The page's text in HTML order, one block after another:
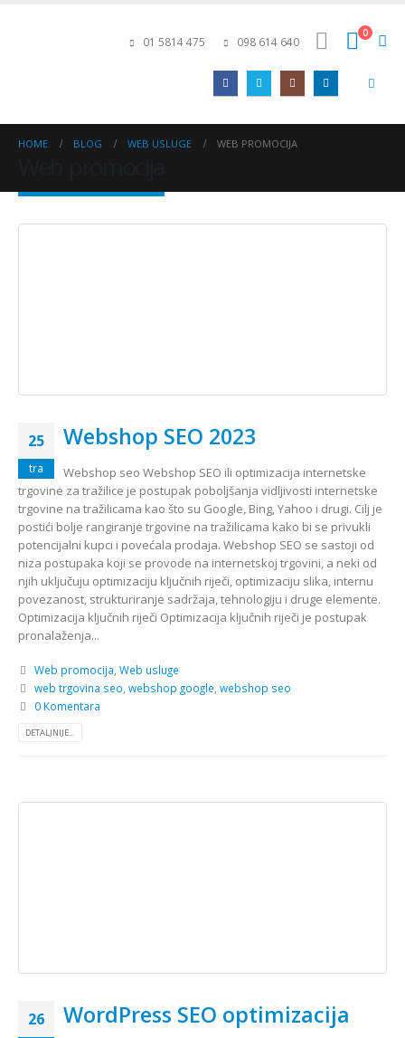
01 5814 475 098 614 640
0
HOME BLOG WEB USLUGE WEB PROMOCIJA
25
tra
Webshop SEO 2023
Webshop seo Webshop SEO ili optimizacija internetske
trgovine za tražilice je postupak poboljšanja vidljivosti internetske
trgovine na tražilicama kao što su Google, Bing, Yahoo i drugi. Cilj je
postići bolje rangiranje trgovine na tražilicama kako bi se privukli
potencijalni kupci i povećala prodaja. Webshop SEO se sastoji od
niza postupaka koji se provode na internetskoj trgovini, a neki od
njih uključuju optimizaciju ključnih riječi, optimizaciju slika, internu
povezanost, strukturiranje sadržaja, tehnologiju i druge elemente.
Optimizacija ključnih riječi Optimizacija ključnih riječi je postupak
pronalaženja...
Web promocija, Web usluge
web trgovina seo, webshop google, webshop seo
0 Komentara
DETALJNIJE...
26 WordPress SEO optimizacija